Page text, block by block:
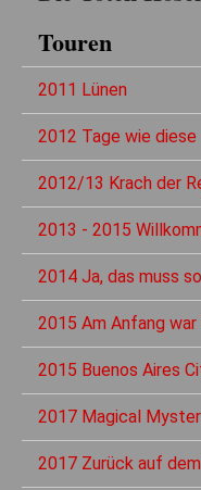
Touren
2011 Lünen
2012 Tage wie diese
2012/13 Krach der
2013 - 2015
2014 Ja, das muss
2015 Am Anfang war
2015 Buenos Aires
2017 Magical
2017 Zurück auf